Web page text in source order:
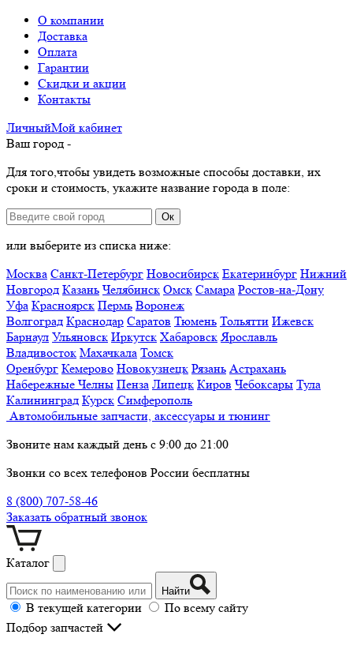
О компании
Доставка
Оплата
Гарантии
Скидки и акции
Контакты
ЛичныйМой кабинет
Ваш город -
Для того,чтобы увидеть возможные способы доставки, их
сроки и стоимость, укажите название города в поле:
Ок
или выберите из списка ниже:
Москва Санкт-Петербург Новосибирск Екатеринбург Нижний
Новгород Казань Челябинск Омск Самара Ростов-на-Дону
Уфа Красноярск Пермь Воронеж
Волгоград Краснодар Саратов Тюмень Тольятти Ижевск
Барнаул Ульяновск Иркутск Хабаровск Ярославль
Владивосток Махачкала Томск
Оренбург Кемерово Новокузнецк Рязань Астрахань
Набережные Челны Пенза Липецк Киров Чебоксары Тула
Калининград Курск Симферополь
Автомобильные запчасти, аксессуары и тюнинг
Звоните нам каждый день с 9:00 до 21:00
Звонки со всех телефонов России бесплатны
8 (800) 707-58-46
Заказать обратный звонок
Каталог
Найти
В текущей категории
По всему сайту
Подбор запчастей